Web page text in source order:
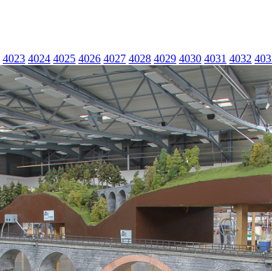
4023 4024 4025 4026 4027 4028 4029 4030 4031 4032